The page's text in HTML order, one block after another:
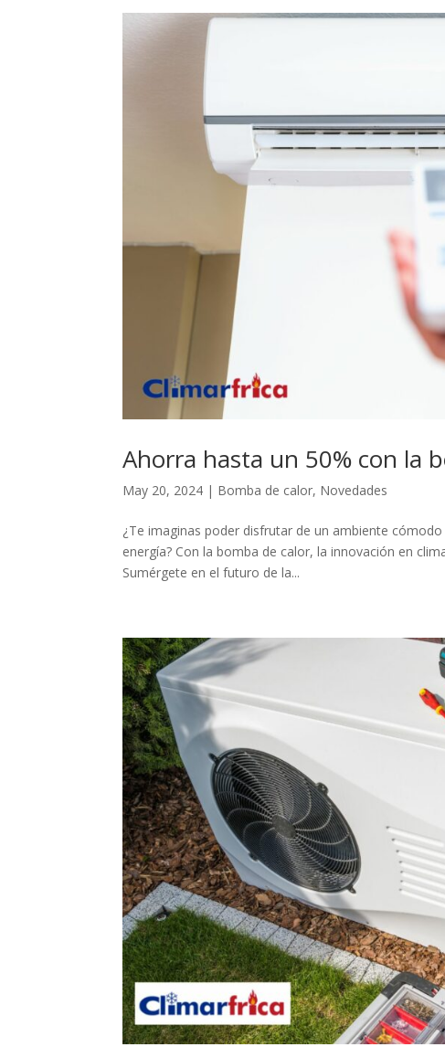
Ahorra hasta un 50% con la
May 20, 2024 | Bomba de calor, Novedades
¿Te imaginas poder disfrutar de un ambiente
energía? Con la bomba de calor, la innovación en
Sumérgete en el futuro de la...